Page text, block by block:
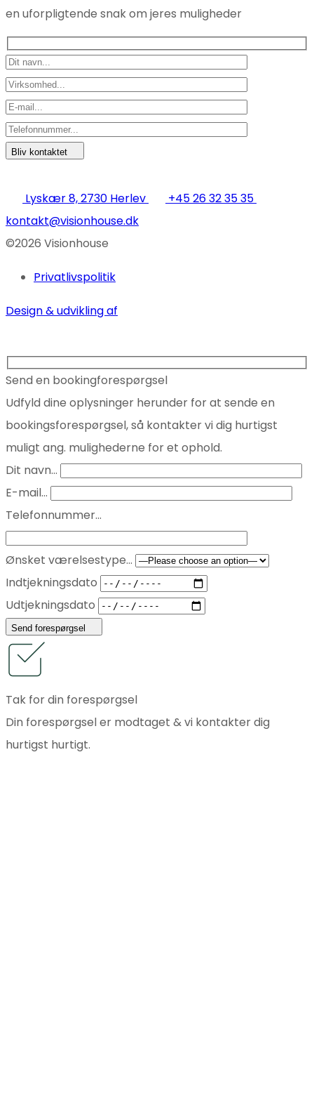
en uforpligtende snak om jeres muligheder
Bliv kontaktet
Lyskær 8, 2730 Herlev
+45 26 32 35 35
kontakt@visionhouse.dk
©2026 Visionhouse
Privatlivspolitik
Design & udvikling af
Send en bookingforespørgsel
Udfyld dine oplysninger herunder for at sende en
bookingsforespørgsel, så kontakter vi dig hurtigst
muligt ang. mulighederne for et ophold.
Dit navn...
E-mail...
Telefonnummer...
Ønsket værelsestype...
Indtjekningsdato
Udtjekningsdato
Send forespørgsel
Tak for din forespørgsel
Din forespørgsel er modtaget & vi kontakter dig
hurtigst hurtigt.